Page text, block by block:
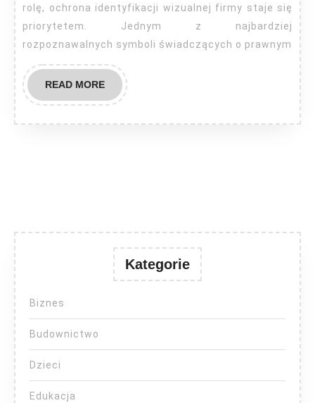
rolę, ochrona identyfikacji wizualnej firmy staje się
priorytetem. Jednym z najbardziej
rozpoznawalnych symboli świadczących o prawnym
READ MOREREAD
MORE
Kategorie
Biznes
Budownictwo
Dzieci
Edukacja